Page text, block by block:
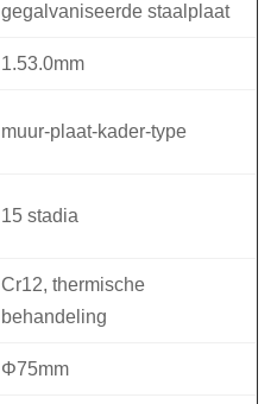
gegalvaniseerde staalplaat
1.53.0mm
muur-plaat-kader-type
15 stadia
Cr12, thermische
behandeling
Φ75mm